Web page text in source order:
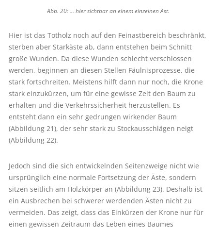
Abb. 20: … hier sichtbar an einem einzelnen Ast.
Hier ist das Totholz noch auf den Feinastbereich beschränkt,
sterben aber Starkäste ab, dann entstehen beim Schnitt
große Wunden. Da diese Wunden schlecht verschlossen
werden, beginnen an diesen Stellen Fäulnisprozesse, die
stark fortschreiten. Meistens hilft dann nur noch, die Krone
stark einzukürzen, um für eine gewisse Zeit den Baum zu
erhalten und die Verkehrssicherheit herzustellen. Es
entsteht dann ein sehr gedrungen wirkender Baum
(Abbildung 21), der sehr stark zu Stockausschlägen neigt
(Abbildung 22).
Jedoch sind die sich entwickelnden Seitenzweige nicht wie
ursprünglich eine normale Fortsetzung der Äste, sondern
sitzen seitlich am Holzkörper an (Abbildung 23). Deshalb ist
ein Ausbrechen bei schwerer werdenden Ästen nicht zu
vermeiden. Das zeigt, dass das Einkürzen der Krone nur für
einen gewissen Zeitraum das Leben eines Baumes